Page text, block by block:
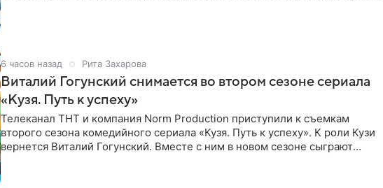
6 часов назад Рита Захарова
Виталий Гогунский снимается во втором сезоне сериала
«Кузя. Путь к успеху»
Телеканал ТНТ и компания Norm Production приступили к съемкам
второго сезона комедийного сериала «Кузя. Путь к успеху». К роли Кузи
вернется Виталий Гогунский. Вместе с ним в новом сезоне сыграют